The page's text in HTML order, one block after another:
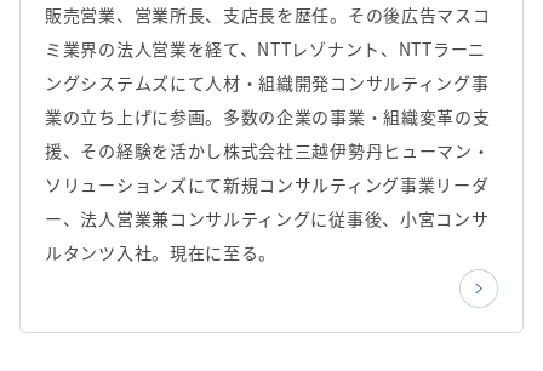
販売営業、営業所長、支店長を歴任。その後広告マスコ
ミ業界の法人営業を経て、NTTレゾナント、NTTラーニ
ングシステムズにて人材・組織開発コンサルティング事
業の立ち上げに参画。多数の企業の事業・組織変革の支
援、その経験を活かし株式会社三越伊勢丹ヒューマン・
ソリューションズにて新規コンサルティング事業リーダ
ー、法人営業兼コンサルティングに従事後、小宮コンサ
ルタンツ入社。現在に至る。